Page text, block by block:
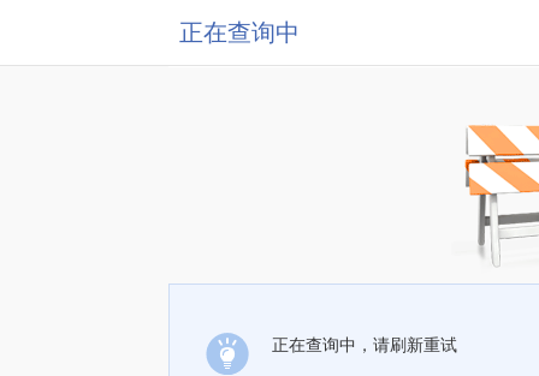
正在查询中
正在查询中，请刷新重试